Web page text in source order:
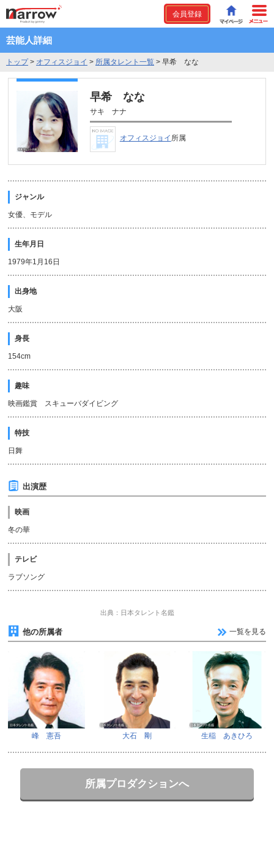
会員登録
芸能人詳細
トップ> オフィスジョイ > 所属タレント一覧 > 早希 なな
早希 なな
サキ ナナ
オフィスジョイ 所属
ジャンル
女優、モデル
生年月日
1979年1月16日
出身地
大阪
身長
154cm
趣味
映画鑑賞 スキューバダイビング
特技
日舞
出演歴
映画
冬の華
テレビ
ラブソング
出典：日本タレント名鑑
他の所属者 一覧を見る
峰 憲吾 大石 剛 生稲 あきひろ
所属プロダクションへ